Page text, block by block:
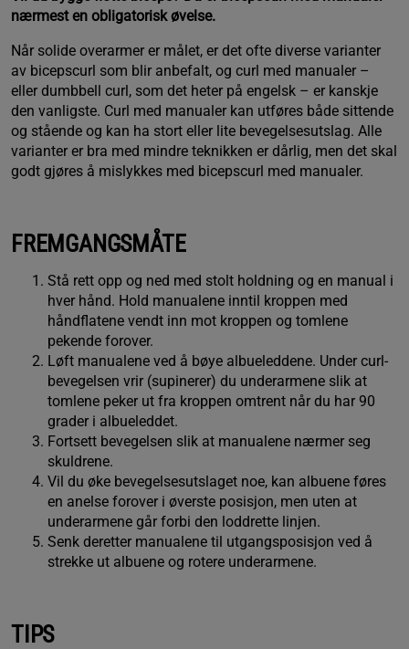
nærmest en obligatorisk øvelse.
Når solide overarmer er målet, er det ofte diverse varianter
av bicepscurl som blir anbefalt, og curl med manualer –
eller dumbbell curl, som det heter på engelsk – er kanskje
den vanligste. Curl med manualer kan utføres både sittende
og stående og kan ha stort eller lite bevegelsesutslag. Alle
varianter er bra med mindre teknikken er dårlig, men det skal
godt gjøres å mislykkes med bicepscurl med manualer.
FREMGANGSMÅTE
Stå rett opp og ned med stolt holdning og en manual i
hver hånd. Hold manualene inntil kroppen med
håndflatene vendt inn mot kroppen og tomlene
pekende forover.
Løft manualene ved å bøye albueleddene. Under curl-
bevegelsen vrir (supinerer) du underarmene slik at
tomlene peker ut fra kroppen omtrent når du har 90
grader i albueleddet.
Fortsett bevegelsen slik at manualene nærmer seg
skuldrene.
Vil du øke bevegelsesutslaget noe, kan albuene føres
en anelse forover i øverste posisjon, men uten at
underarmene går forbi den loddrette linjen.
Senk deretter manualene til utgangsposisjon ved å
strekke ut albuene og rotere underarmene.
TIPS